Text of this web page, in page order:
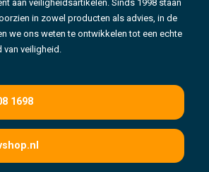
aan veiligheidsartikelen. Sinds 1998 staan
in zowel producten als advies, in de
we ons weten te ontwikkelen tot een echte
van veiligheid.
1698